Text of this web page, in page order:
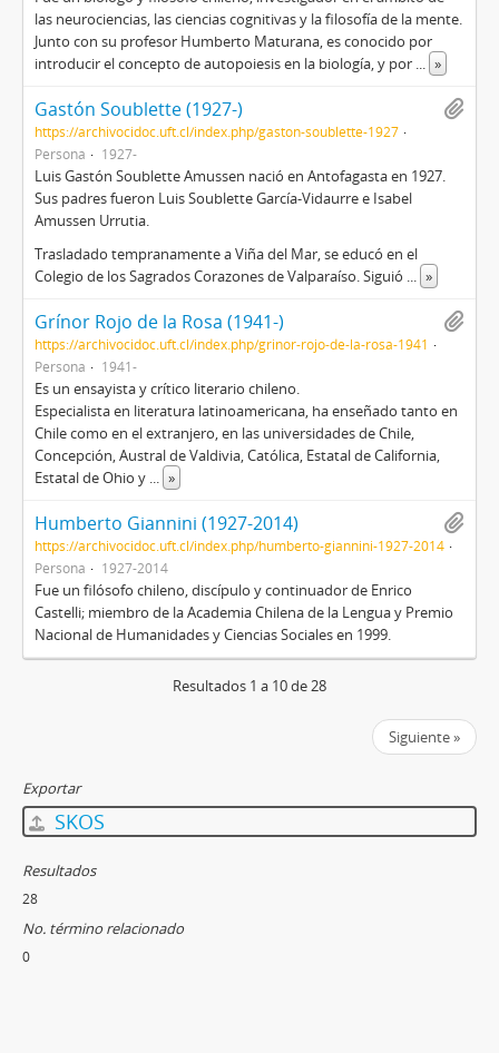
las neurociencias, las ciencias cognitivas y la filosofía de la mente.
Junto con su profesor Humberto Maturana, es conocido por
introducir el concepto de autopoiesis en la biología,​ y por ... »
Gastón Soublette (1927-)
https://archivocidoc.uft.cl/index.php/gaston-soublette-1927
Persona
1927-
Luis Gastón Soublette Amussen nació en Antofagasta en 1927.
Sus padres fueron Luis Soublette García-Vidaurre e Isabel
Amussen Urrutia.
Trasladado tempranamente a Viña del Mar, se educó en el
Colegio de los Sagrados Corazones de Valparaíso. Siguió ... »
Grínor Rojo de la Rosa (1941-)
https://archivocidoc.uft.cl/index.php/grinor-rojo-de-la-rosa-1941
Persona
1941-
Es un ensayista y crítico literario chileno.
Especialista en literatura latinoamericana, ha enseñado tanto en
Chile como en el extranjero, en las universidades de Chile,
Concepción, Austral de Valdivia, Católica, Estatal de California,
Estatal de Ohio y ... »
Humberto Giannini (1927-2014)
https://archivocidoc.uft.cl/index.php/humberto-giannini-1927-2014
Persona
1927-2014
Fue un filósofo chileno, discípulo y continuador de Enrico
Castelli; miembro de la Academia Chilena de la Lengua y Premio
Nacional de Humanidades y Ciencias Sociales en 1999.
Resultados 1 a 10 de 28
Siguiente »
Exportar
SKOS
Resultados
28
No. término relacionado
0